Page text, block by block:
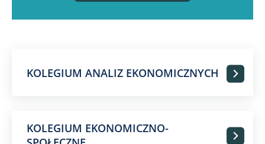
KOLEGIUM ANALIZ EKONOMICZNYCH
KOLEGIUM EKONOMICZNO-